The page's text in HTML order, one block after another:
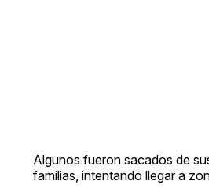
Algunos fueron sacados de
familias, intentando llegar a